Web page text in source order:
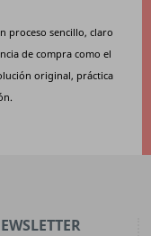
proceso sencillo, claro
de compra como el
original, práctica